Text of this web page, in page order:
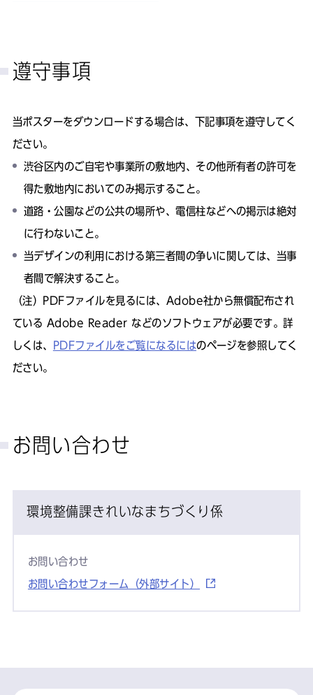
遵守事項
当ポスターをダウンロードする場合は、下記事項を遵守してく
ださい。
渋谷区内のご自宅や事業所の敷地内、その他所有者の許可を
得た敷地内においてのみ掲示すること。
道路・公園などの公共の場所や、電信柱などへの掲示は絶対
に行わないこと。
当デザインの利用における第三者間の争いに関しては、当事
者間で解決すること。
（注）PDFファイルを見るには、Adobe社から無償配布され
ている Adobe Reader などのソフトウェアが必要です。詳
しくは、 PDFファイルをご覧になるにはのページを参照してく
ださい。
お問い合わせ
環境整備課きれいなまちづくり係
お問い合わせ
お問い合わせフォーム（外部サイト）